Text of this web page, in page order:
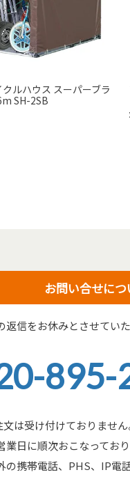
ルハウス スーパーブラ
SH-2SB
お問い合せにつ
返信をお休みとさせてい
895-
は受け付けておりませ
業日に順次おこなっており
の携帯電話、PHS、IP電